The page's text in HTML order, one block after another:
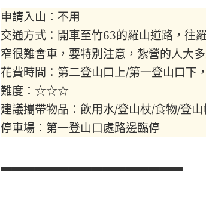
申請入山：不用
交通方式：開車至竹63的羅山道路，往
窄很難會車，要特別注意，紮營的人大
花費時間：第二登山口上/第一登山口下
難度：☆☆☆
建議攜帶物品：飲用水/登山杖/食物/登
停車場：第一登山口處路邊臨停
▃▃▃▃▃▃▃▃▃▃▃▃▃▃▃▃